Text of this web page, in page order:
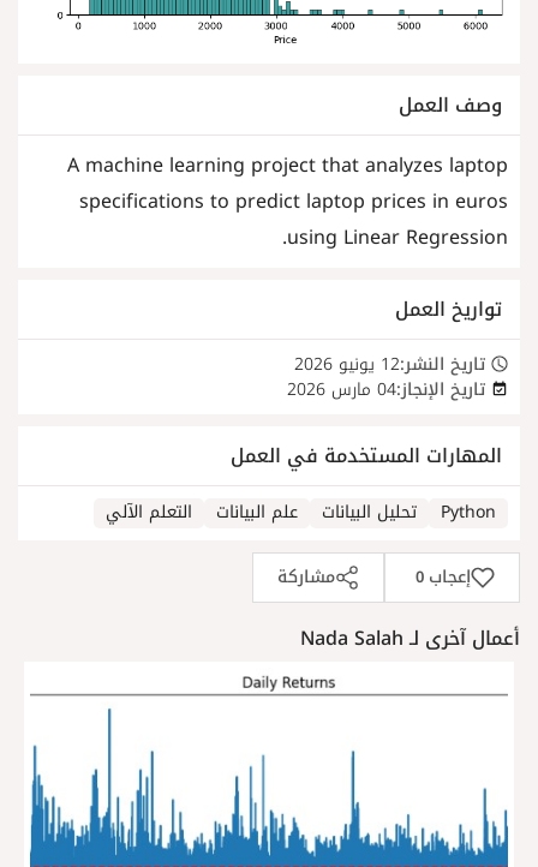
وصف العمل
A machine learning project that analyzes laptop
specifications to predict laptop prices in euros
using Linear Regression.
تواريخ العمل
تاريخ النشر:12 يونيو 2026
تاريخ الإنجاز:04 مارس 2026
المهارات المستخدمة في العمل
Python تحليل البيانات علم البيانات
التعلم الآلي
إعجاب 0 مشاركة
أعمال آخرى لـ Nada Salah